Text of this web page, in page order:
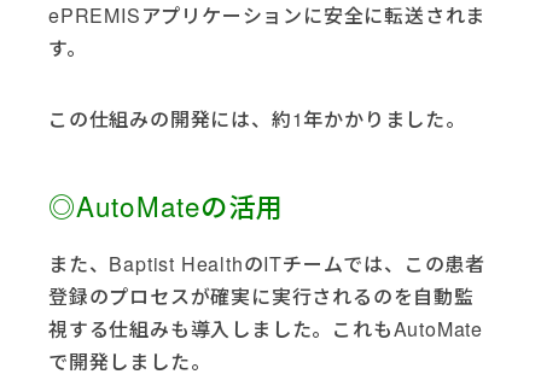
ePREMISアプリケーションに安全に転送されま
す。
この仕組みの開発には、約1年かかりました。
◎AutoMateの活用
また、Baptist HealthのITチームでは、この患者
登録のプロセスが確実に実行されるのを自動監
視する仕組みも導入しました。これもAutoMate
で開発しました。